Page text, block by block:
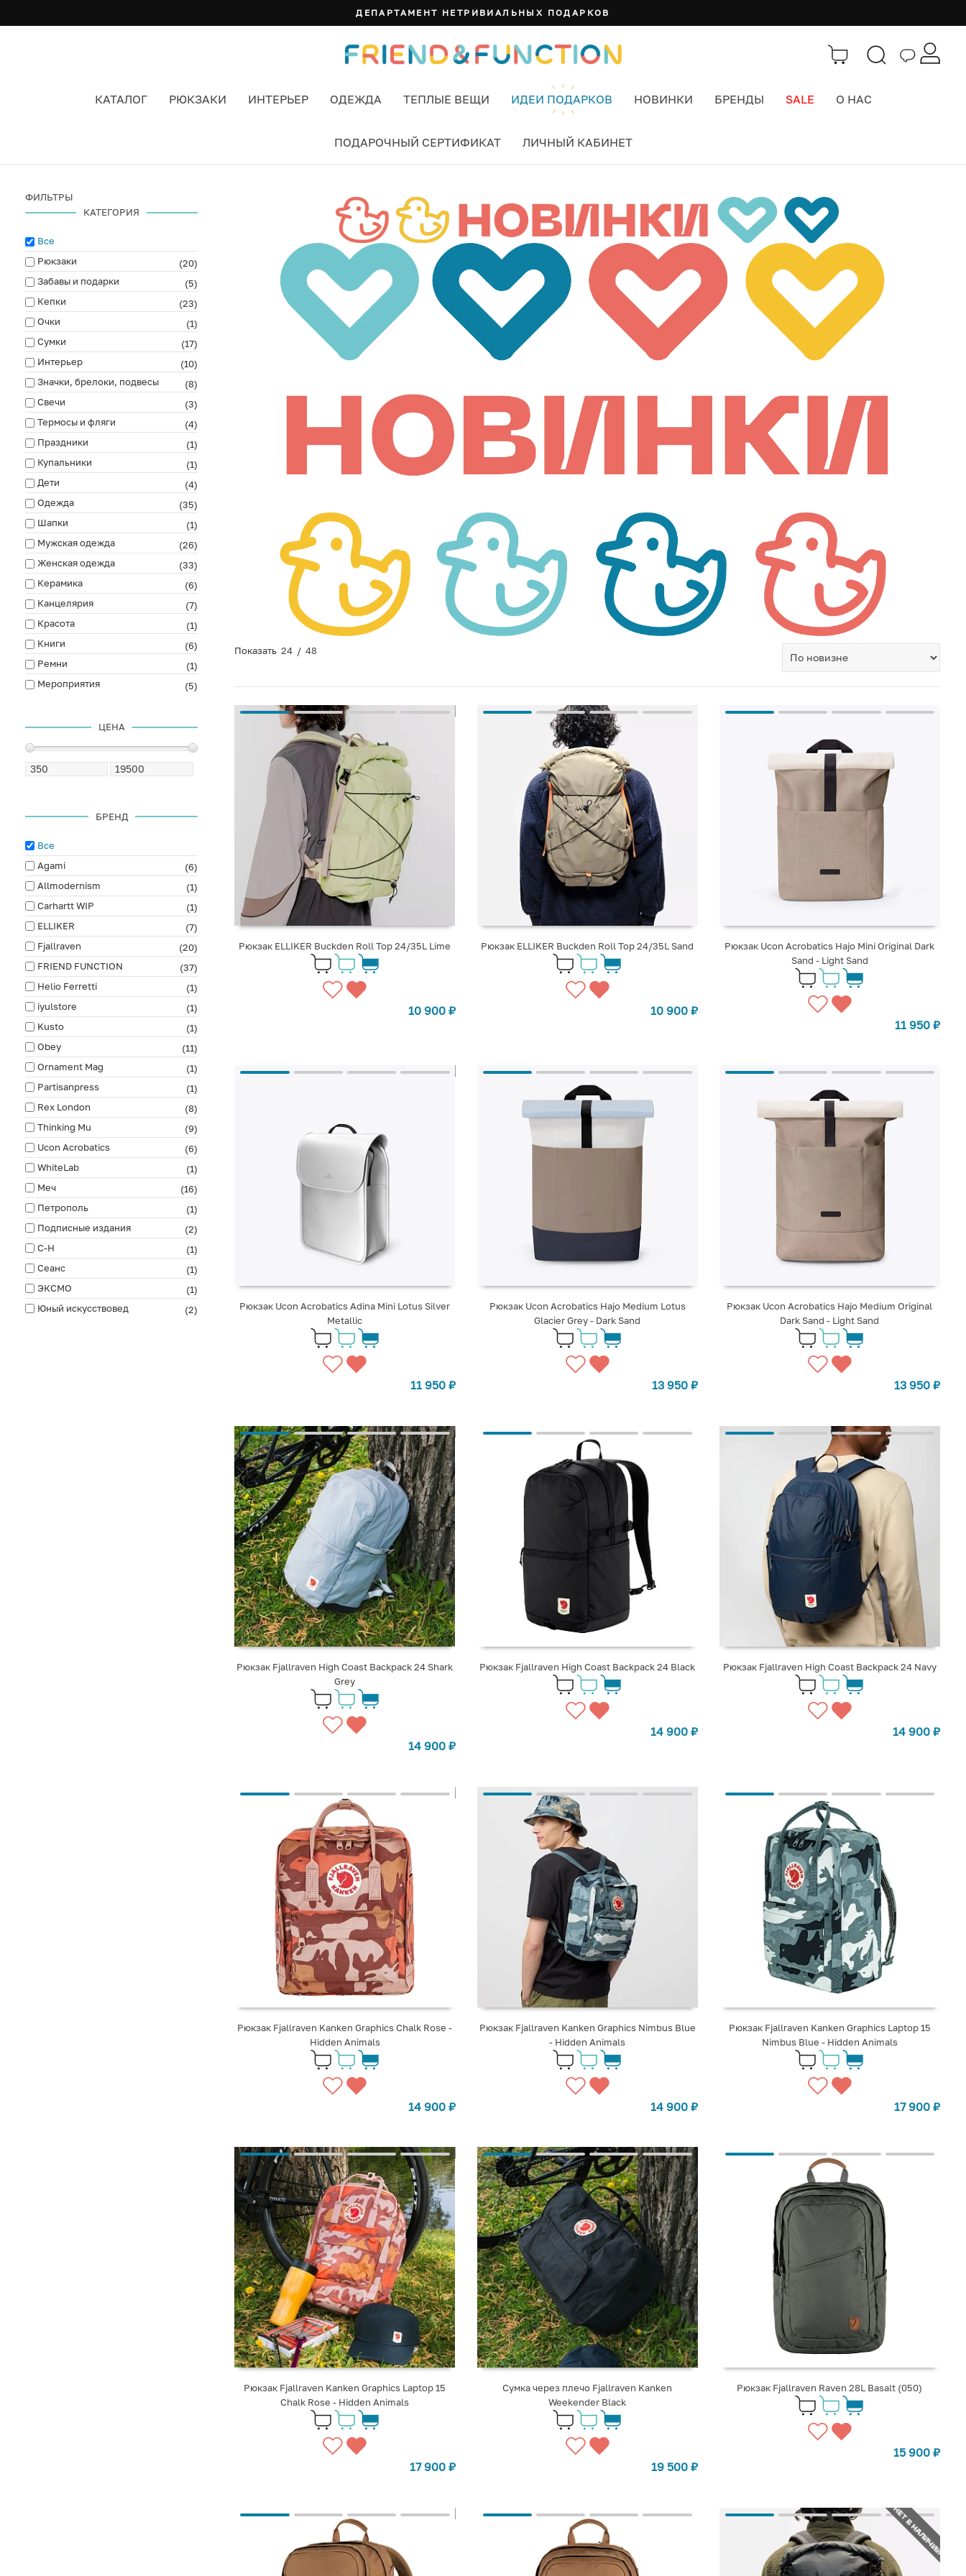
ДЕПАРТАМЕНТ НЕТРИВИАЛЬНЫХ ПОДАРКОВ
КАТАЛОГ РЮКЗАКИ ИНТЕРЬЕР ОДЕЖДА ТЕПЛЫЕ ВЕЩИ ИДЕИ ПОДАРКОВ НОВИНКИ БРЕНДЫ SALE О НАС
ПОДАРОЧНЫЙ СЕРТИФИКАТ ЛИЧНЫЙ КАБИНЕТ
ФИЛЬТРЫ
КАТЕГОРИЯ
Все
Рюкзаки
(20)
Забавы и подарки
(5)
Кепки
(23)
Очки
(1)
Сумки
(17)
Интерьер
(10)
Значки, брелоки, подвесы
(8)
Свечи
(3)
Термосы и фляги
(4)
Праздники
(1)
Купальники
(1)
Дети
(4)
Одежда
(35)
Шапки
(1)
Мужская одежда
(26)
Женская одежда
(33)
Керамика
(6)
Канцелярия
(7)
Красота
(1)
Книги
(6)
Ремни
(1)
Мероприятия
(5)
ЦЕНА
БРЕНД
Все
Agami
(6)
Allmodernism
(1)
Carhartt WIP
(1)
ELLIKER
(7)
Fjallraven
(20)
FRIEND FUNCTION
(37)
Helio Ferretti
(1)
iyulstore
(1)
Kusto
(1)
Obey
(11)
Ornament Mag
(1)
Partisanpress
(1)
Rex London
(8)
Thinking Mu
(9)
Ucon Acrobatics
(6)
WhiteLab
(1)
Меч
(16)
Петрополь
(1)
Подписные издания
(2)
С-Н
(1)
Сеанс
(1)
ЭКСМО
(1)
Юный искусствовед
(2)
Показать 24 / 48
Рюкзак ELLIKER Buckden Roll Top 24/35L Lime
10 900 ₽
Рюкзак ELLIKER Buckden Roll Top 24/35L Sand
10 900 ₽
Рюкзак Ucon Acrobatics Hajo Mini Original Dark
Sand - Light Sand
11 950 ₽
Рюкзак Ucon Acrobatics Adina Mini Lotus Silver
Metallic
11 950 ₽
Рюкзак Ucon Acrobatics Hajo Medium Lotus
Glacier Grey - Dark Sand
13 950 ₽
Рюкзак Ucon Acrobatics Hajo Medium Original
Dark Sand - Light Sand
13 950 ₽
Рюкзак Fjallraven High Coast Backpack 24 Shark
Grey
14 900 ₽
Рюкзак Fjallraven High Coast Backpack 24 Black
14 900 ₽
Рюкзак Fjallraven High Coast Backpack 24 Navy
14 900 ₽
Рюкзак Fjallraven Kanken Graphics Chalk Rose -
Hidden Animals
14 900 ₽
Рюкзак Fjallraven Kanken Graphics Nimbus Blue
- Hidden Animals
14 900 ₽
Рюкзак Fjallraven Kanken Graphics Laptop 15
Nimbus Blue - Hidden Animals
17 900 ₽
Рюкзак Fjallraven Kanken Graphics Laptop 15
Chalk Rose - Hidden Animals
17 900 ₽
Сумка через плечо Fjallraven Kаnken
Weekender Black
19 500 ₽
Рюкзак Fjallraven Raven 28L Basalt (050)
15 900 ₽
НЕТ В НАЛИЧИИ